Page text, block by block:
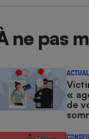
ne pas
«
de